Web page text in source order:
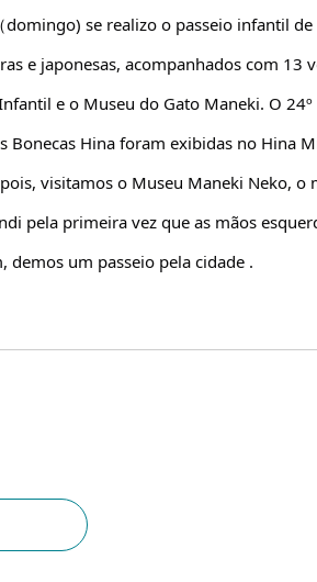
domingo) se realizo o passeio infantil de
e japonesas, acompanhados com 13
e o Museu do Gato Maneki. O
Bonecas Hina foram exibidas no Hina
visitamos o Museu Maneki Neko,
pela primeira vez que as mãos
demos um passeio pela cidade .